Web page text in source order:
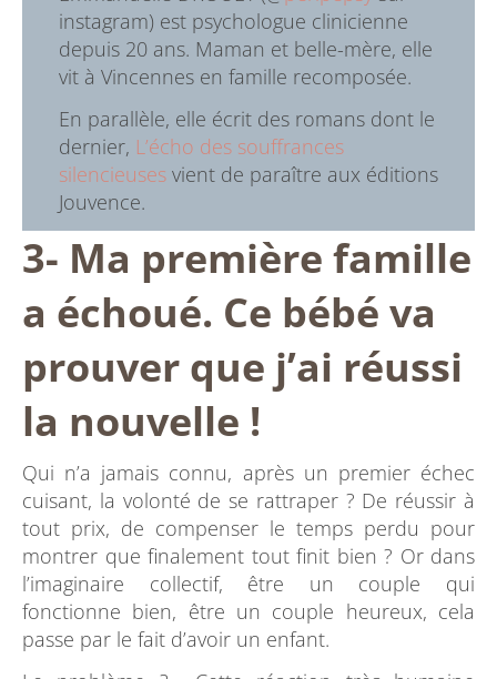
instagram) est psychologue clinicienne
depuis 20 ans. Maman et belle-mère, elle
vit à Vincennes en famille recomposée.
En parallèle, elle écrit des romans dont le
dernier, L’écho des souffrances
silencieusesvient de paraître aux éditions
Jouvence.
3- Ma première famille
a échoué. Ce bébé va
prouver que j’ai réussi
la nouvelle !
Qui n’a jamais connu, après un premier échec
cuisant, la volonté de se rattraper ? De réussir à
tout prix, de compenser le temps perdu pour
montrer que finalement tout finit bien ? Or dans
l’imaginaire collectif, être un couple qui
fonctionne bien, être un couple heureux, cela
passe par le fait d’avoir un enfant.